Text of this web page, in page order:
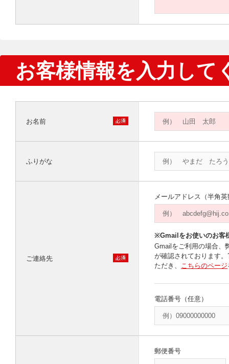
お客様情報を入力して
お名前
ふりがな
ご連絡先
メールアドレス（半角英
※Gmailをお使いのお客
Gmailをご利用の場合、
が確認されております
ただき、 こちらのページ
電話番号（任意）
郵便番号